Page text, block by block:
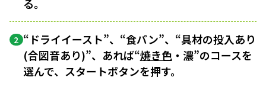
る。
2 “ドライイースト”、“食パン”、“具材の投入あり
(合図音あり)”、あれば“焼き色・濃”のコースを
選んで、スタートボタンを押す。